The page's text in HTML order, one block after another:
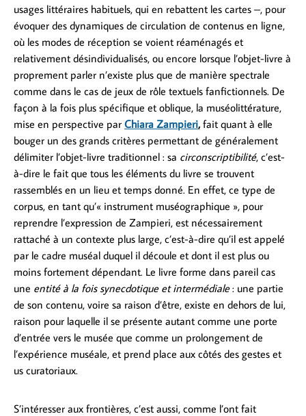
usages littéraires habituels, qui en rebattent les cartes –, pour
évoquer des dynamiques de circulation de contenus en ligne,
où les modes de réception se voient réaménagés et
relativement désindividualisés, ou encore lorsque l’objet-livre à
proprement parler n’existe plus que de manière spectrale
comme dans le cas de jeux de rôle textuels fanfictionnels. De
façon à la fois plus spécifique et oblique, la muséolittérature,
mise en perspective par Chiara Zampieri,fait quant à elle
bouger un des grands critères permettant de généralement
délimiter l’objet-livre traditionnel : sa circonscriptibilité, c’est-
à-dire le fait que tous les éléments du livre se trouvent
rassemblés en un lieu et temps donné. En effet, ce type de
corpus, en tant qu’« instrument muséographique », pour
reprendre l’expression de Zampieri, est nécessairement
rattaché à un contexte plus large, c’est-à-dire qu’il est appelé
par le cadre muséal duquel il découle et dont il est plus ou
moins fortement dépendant. Le livre forme dans pareil cas
une entité à la fois synecdotique et intermédiale: une partie
de son contenu, voire sa raison d’être, existe en dehors de lui,
raison pour laquelle il se présente autant comme une porte
d’entrée vers le musée que comme un prolongement de
l’expérience muséale, et prend place aux côtés des gestes et
us curatoriaux.
S’intéresser aux frontières, c’est aussi, comme l’ont fait